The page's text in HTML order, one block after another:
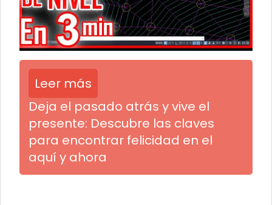
Leer más
Deja el pasado atrás y vive el
presente: Descubre las claves
para encontrar felicidad en el
aquí y ahora